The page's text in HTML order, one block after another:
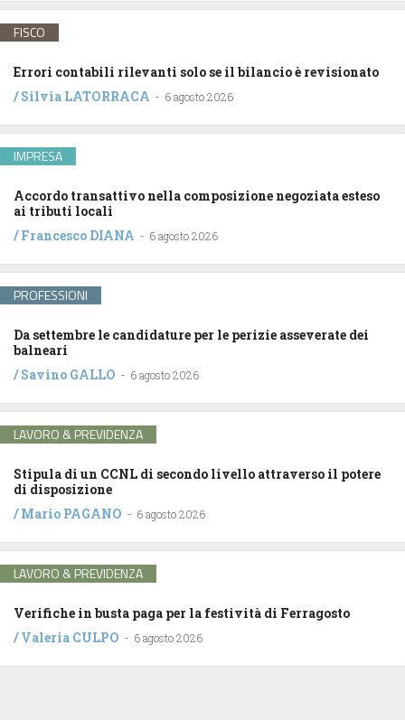
FISCO
Errori contabili rilevanti solo se il bilancio è revisionato
/Silvia LATORRACA - 6 agosto 2026
IMPRESA
Accordo transattivo nella composizione negoziata esteso
ai tributi locali
/Francesco DIANA - 6 agosto 2026
PROFESSIONI
Da settembre le candidature per le perizie asseverate dei
balneari
/Savino GALLO - 6 agosto 2026
LAVORO & PREVIDENZA
Stipula di un CCNL di secondo livello attraverso il potere
di disposizione
/Mario PAGANO - 6 agosto 2026
LAVORO & PREVIDENZA
Verifiche in busta paga per la festività di Ferragosto
/Valeria CULPO - 6 agosto 2026